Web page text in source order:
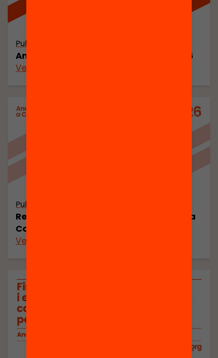
Publicació
Anuari de l’Educació a Catalunya 2026
Veure’n més
Publicació
Resum Executiu. Anuari de l’Educació a
Catalunya 2026
Veure’n més